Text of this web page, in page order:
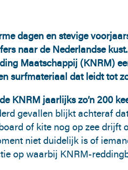
dagen en stevige
naar de Nederlandse
Maatschappij (KNRM)
surfmateriaal dat leidt tot
KNRM jaarlijks zo’n 200
gevallen blijkt achteraf
of kite nog op zee drijft
niet duidelijk is of
op waarbij KNRM-